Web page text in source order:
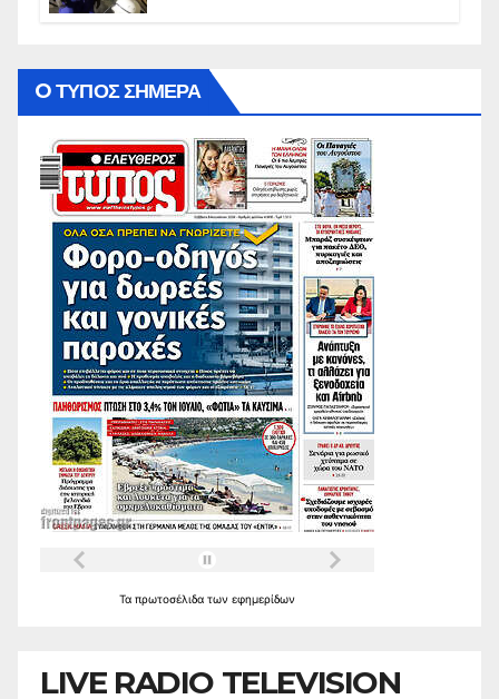
O ΤΥΠΟΣ ΣΗΜΕΡΑ
Τα πρωτοσέλιδα των εφημερίδων
LIVE RADIO TELEVISION